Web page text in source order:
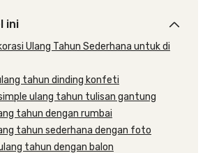
ini
Ulang Tahun Sederhana untuk di
tahun dinding konfeti
ulang tahun tulisan gantung
tahun dengan rumbai
tahun sederhana dengan foto
tahun dengan balon